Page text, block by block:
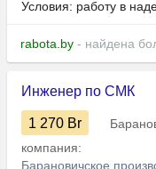
Условия: работу в
rabota.by - найдена
Инженер по СМК
1 270 Br
компания:
Барановичское